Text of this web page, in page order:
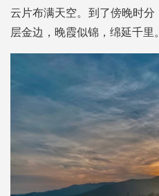
云片布满天空。到了傍晚时
层金边，晚霞似锦，绵延千里。